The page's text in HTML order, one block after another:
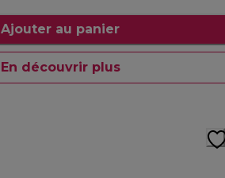
Ajouter au panier
En découvrir plus